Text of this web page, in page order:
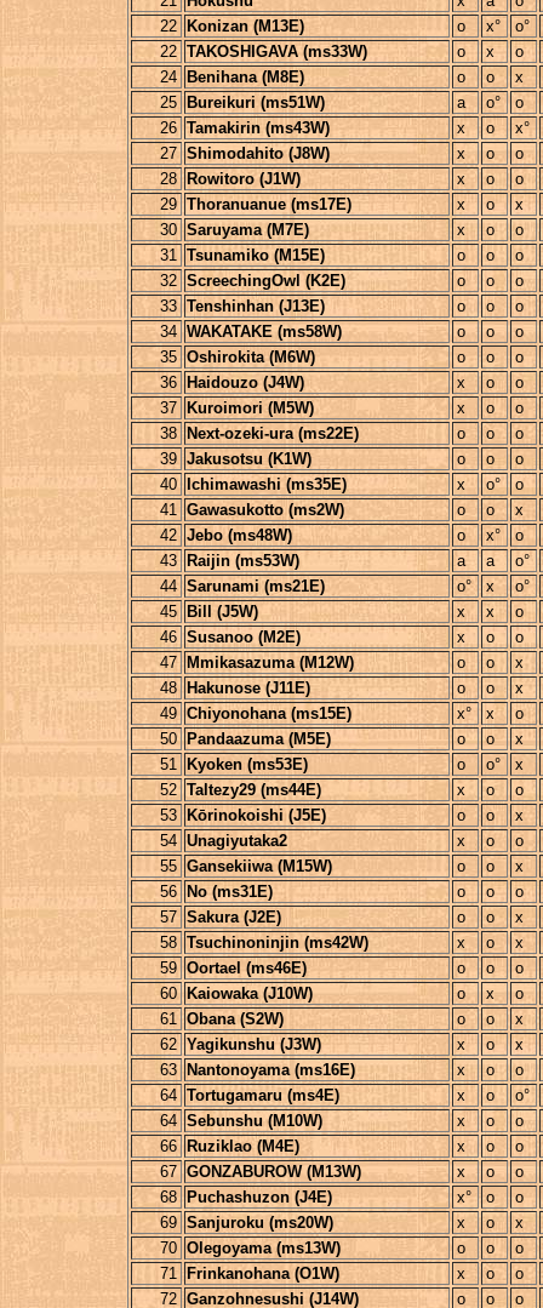
22
Konizan (M13E) o x°
o°
22 TAKOSHIGAVA (ms33W) o x
o
24
Benihana (M8E) o o
x
25
Bureikuri (ms51W) a o°
o
26 Tamakirin (ms43W) x o
x°
27 Shimodahito (J8W) x o
o
28
Rowitoro (J1W) x o
o
29 Thoranuanue (ms17E) x o
x
30 Saruyama (M7E) x o
o
31 Tsunamiko (M15E) o o
o
32 ScreechingOwl (K2E) o o
o
33 Tenshinhan (J13E) o o
o
34 WAKATAKE (ms58W) o o
o
35 Oshirokita (M6W) o o
o
36
Haidouzo (J4W) x o
o
37
Kuroimori (M5W) x o
o
38
Next-ozeki-ura (ms22E) o o
o
39 Jakusotsu (K1W) o o
o
40
Ichimawashi (ms35E) x o°
o
41 Gawasukotto (ms2W) o o
x
42 Jebo (ms48W) o x°
o
43
Raijin (ms53W) a a
o°
44 Sarunami (ms21E) o° x
o°
45
Bill (J5W) x x
o
46 Susanoo (M2E) x o
o
47
Mmikasazuma (M12W) o o
x
48
Hakunose (J11E) o o
x
49 Chiyonohana (ms15E) x° x
o
50
Pandaazuma (M5E) o o
x
51
Kyoken (ms53E) o o°
x
52 Taltezy29 (ms44E) x o
o
53
Kōrinokoishi (J5E) o o
x
54 Unagiyutaka2 x o
o
55 Gansekiiwa (M15W) o o
x
56
No (ms31E) o o
o
57 Sakura (J2E) o o
x
58 Tsuchinoninjin (ms42W) x o
x
59 Oortael (ms46E) o o
o
60
Kaiowaka (J10W) o x
o
61 Obana (S2W) o o
x
62 Yagikunshu (J3W) x o
x
63
Nantonoyama (ms16E) x o
o
64 Tortugamaru (ms4E) x o
o°
64 Sebunshu (M10W) x o
o
66
Ruziklao (M4E) x o
o
67 GONZABUROW (M13W) x o
o
68
Puchashuzon (J4E) x° o
o
69 Sanjuroku (ms20W) x o
x
70 Olegoyama (ms13W) o o
o
71
Frinkanohana (O1W) x o
o
72 Ganzohnesushi (J14W) o o
o